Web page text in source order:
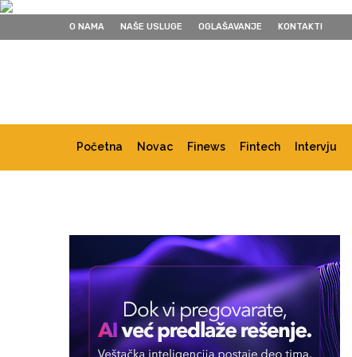
O NAMA NAŠE USLUGE OGLAŠAVANJE KONTAKTI
Početna Novac Finews Fintech Intervju